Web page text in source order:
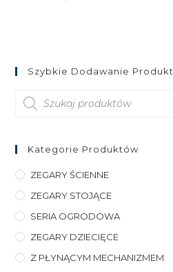
Szybkie Dodawanie
produktów
Kategorie Produktów
ZEGARY ŚCIENNE
ZEGARY STOJĄCE
SERIA OGRODOWA
ZEGARY DZIECIĘCE
Z PŁYNĄCYM MECHANIZMEM